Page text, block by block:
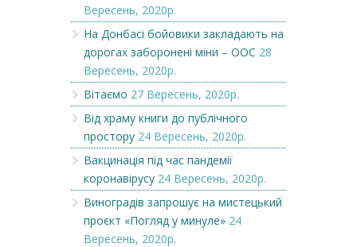
Вересень, 2020р.
На Донбасі бойовики закладають на
дорогах заборонені міни – ООС 28
Вересень, 2020р.
Вітаємо 27 Вересень, 2020р.
Від храму книги до публічного
простору 24 Вересень, 2020р.
Вакцинація під час пандемії
коронавірусу 24 Вересень, 2020р.
Виноградів запрошує на мистецький
проєкт «Погляд у минуле» 24
Вересень, 2020р.